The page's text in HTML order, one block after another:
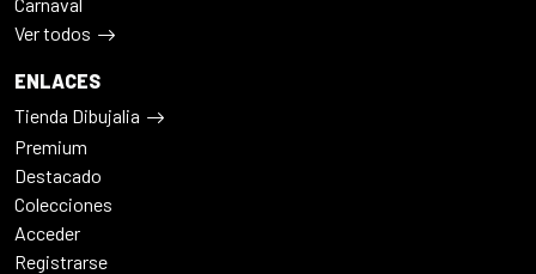
Ver todos
ENLACES
Tienda Dibujalia
Premium
Destacado
Colecciones
Acceder
Registrarse